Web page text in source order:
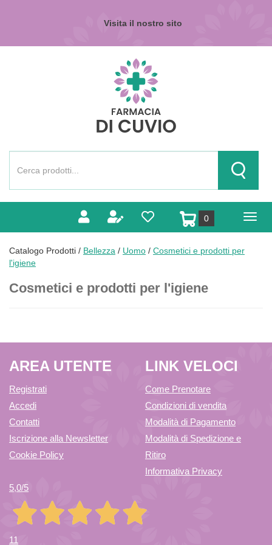
Visita il nostro sito
Prodotto
Cerca
0prodotti
inseriti
Catalogo Prodotti / Bellezza / Uomo / Cosmetici e prodotti per
l'igiene
Cosmetici e prodotti per l'igiene
AREA UTENTE
Registrati
Accedi
Contatti
Iscrizione alla Newsletter
Cookie Policy
LINK VELOCI
Come Prenotare
Condizioni di vendita
Modalità di Pagamento
Modalità di Spedizione e
Ritiro
Informativa Privacy
5,0/5
11